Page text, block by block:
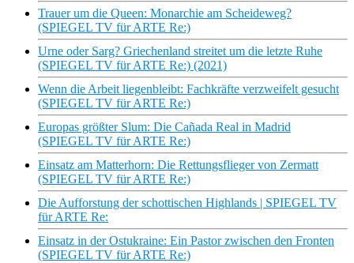
Trauer um die Queen: Monarchie am Scheideweg?
(SPIEGEL TV für ARTE Re:)
Urne oder Sarg? Griechenland streitet um die letzte Ruhe
(SPIEGEL TV für ARTE Re:) (2021)
Wenn die Arbeit liegenbleibt: Fachkräfte verzweifelt gesucht
(SPIEGEL TV für ARTE Re:)
Europas größter Slum: Die Cañada Real in Madrid
(SPIEGEL TV für ARTE Re:)
Einsatz am Matterhorn: Die Rettungsflieger von Zermatt
(SPIEGEL TV für ARTE Re:)
Die Aufforstung der schottischen Highlands | SPIEGEL TV
für ARTE Re:
Einsatz in der Ostukraine: Ein Pastor zwischen den Fronten
(SPIEGEL TV für ARTE Re:)